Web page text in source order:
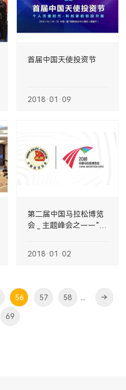
首届中国天使投资节
2018·01·09
第二届中国马拉松博览
会 _ 主题峰会之——“体
2018·01·02
56 57 58 ...
69